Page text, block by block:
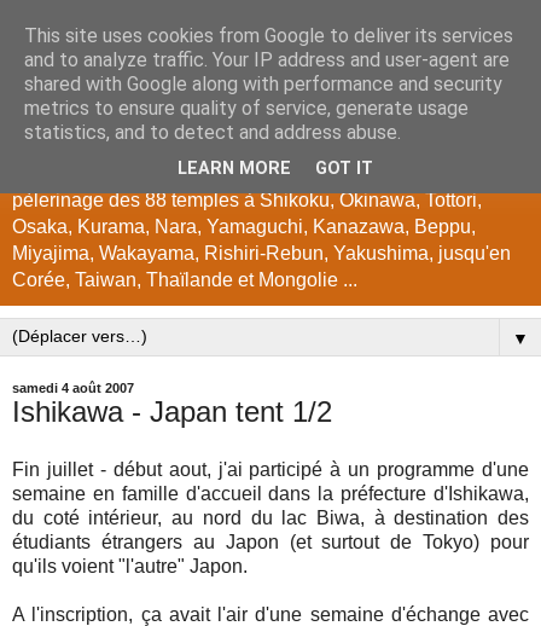
japon
Encyclopédie photographique du Japon. Photos de Kyoto,
temples, jardins, festivals, instants japonais, couleurs
d'automne, cerisiers, tours en vélo à Hokkaido, Biwako, Gifu,
pèlerinage des 88 temples à Shikoku, Okinawa, Tottori,
Osaka, Kurama, Nara, Yamaguchi, Kanazawa, Beppu,
Miyajima, Wakayama, Rishiri-Rebun, Yakushima, jusqu'en
Corée, Taiwan, Thaïlande et Mongolie ...
▼
samedi 4 août 2007
Ishikawa - Japan tent 1/2
Fin juillet - début aout, j'ai participé à un programme d'une
semaine en famille d'accueil dans la préfecture d'Ishikawa,
du coté intérieur, au nord du lac Biwa, à destination des
étudiants étrangers au Japon (et surtout de Tokyo) pour
qu'ils voient "l'autre" Japon.
A l'inscription, ça avait l'air d'une semaine d'échange avec
This site uses cookies from Google to deliver its services
and to analyze traffic. Your IP address and user-agent are
shared with Google along with performance and security
metrics to ensure quality of service, generate usage
statistics, and to detect and address abuse.
LEARN MORE GOT IT